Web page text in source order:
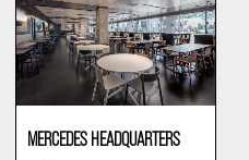
MERCEDES HEADQUARTERS